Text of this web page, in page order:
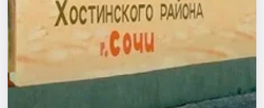
Рейтинги